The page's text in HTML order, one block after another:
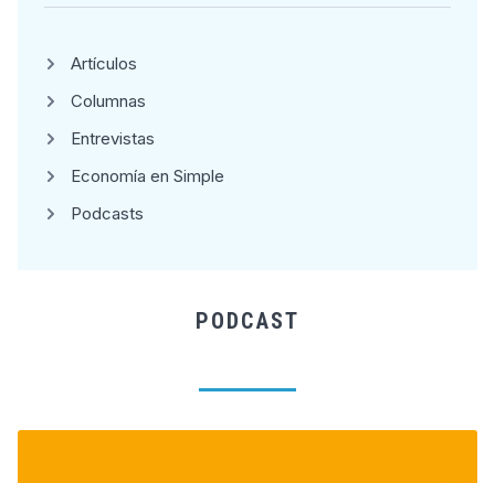
Artículos
Columnas
Entrevistas
Economía en Simple
Podcasts
PODCAST